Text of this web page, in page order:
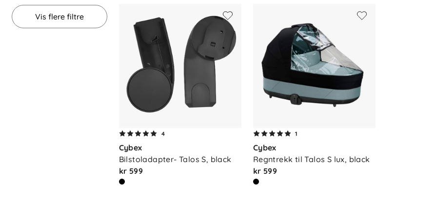
Vis flere filtre
4
Cybex
Bilstoladapter- Talos S, black
kr 599
1
Cybex
Regntrekk til Talos S lux, black
kr 599